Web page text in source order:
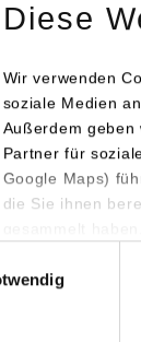
Diese
Wir verwenden
soziale Medien
Außerdem
Partner für
Google Maps)
die Sie ihnen